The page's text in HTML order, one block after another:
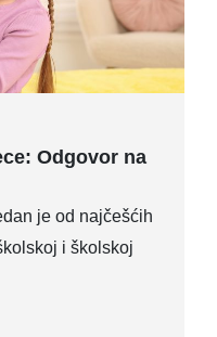
Odgovor na
je od najčešćih
i školskoj